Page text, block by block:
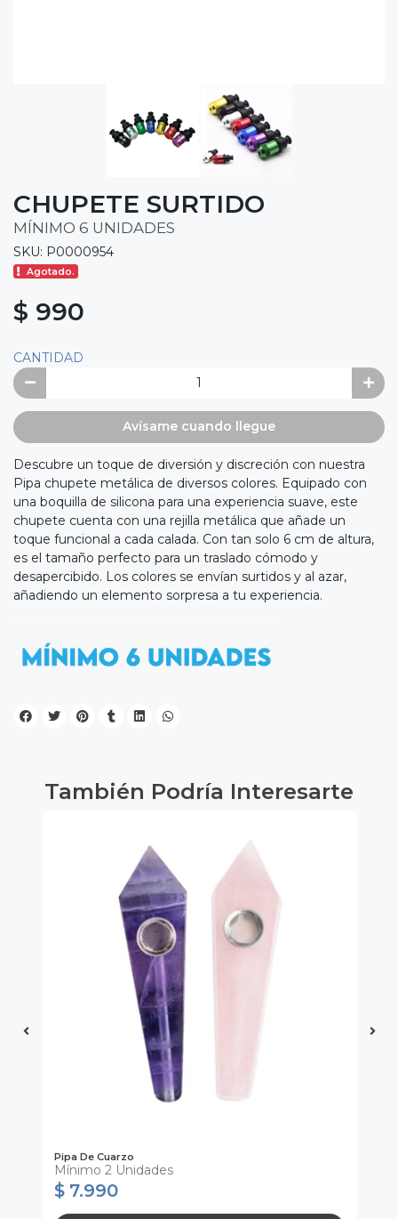
CHUPETE SURTIDO
MÍNIMO 6 UNIDADES
SKU: P0000954
Agotado.
$ 990
CANTIDAD
Avísame cuando llegue
Descubre un toque de diversión y discreción con nuestra
Pipa chupete metálica de diversos colores. Equipado con
una boquilla de silicona para una experiencia suave, este
chupete cuenta con una rejilla metálica que añade un
toque funcional a cada calada. Con tan solo 6 cm de altura,
es el tamaño perfecto para un traslado cómodo y
desapercibido. Los colores se envían surtidos y al azar,
añadiendo un elemento sorpresa a tu experiencia.
También Podría Interesarte
Pipa De Cuarzo
Mínimo 2 Unidades
$ 7.990